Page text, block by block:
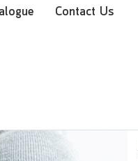
Contact Us